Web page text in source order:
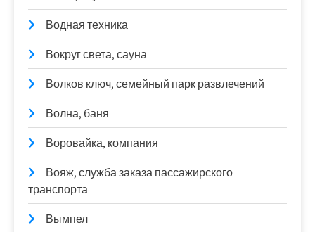
Водная техника
Вокруг света, сауна
Волков ключ, семейный парк развлечений
Волна, баня
Воровайка, компания
Вояж, служба заказа пассажирского
транспорта
Вымпел